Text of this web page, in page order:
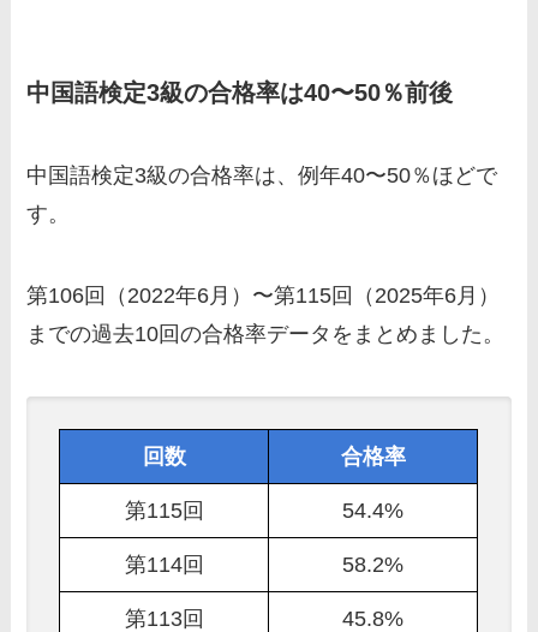
中国語検定3級の合格率は40〜50％前後
中国語検定3級の合格率は、例年40〜50％ほどで
す。
第106回（2022年6月）〜第115回（2025年6月）
までの過去10回の合格率データをまとめました。
回数 合格率
第115回 54.4%
第114回 58.2%
第113回 45.8%